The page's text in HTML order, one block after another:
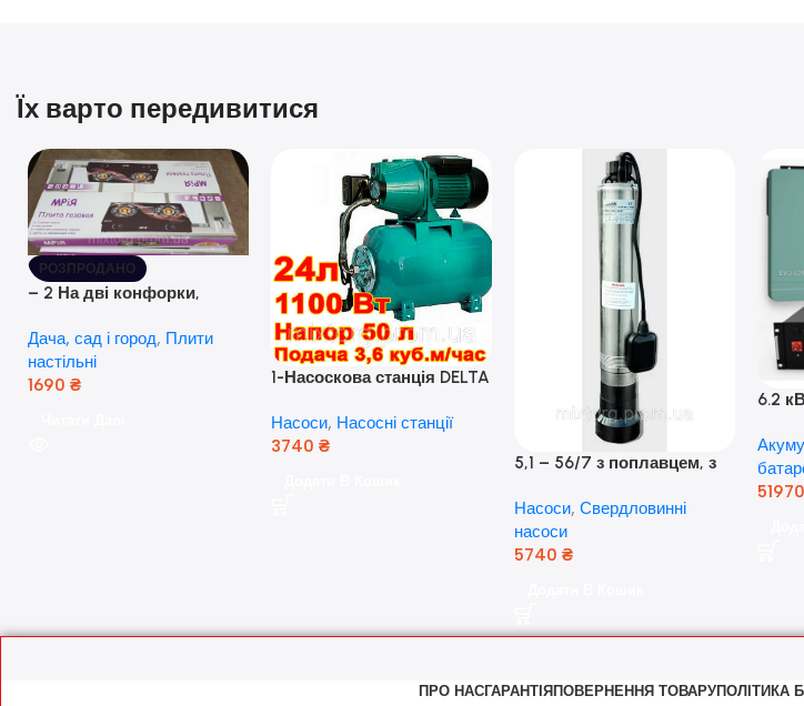
Їх варто передивитися
РОЗПРОДАНО
– 2 На дві конфорки,
розпалюванням.
Дача, сад і город, Плити
настільні
1690 ₴
1-Насоскова станція DELTA
кВт) ( Польща)
Насоси, Насосні станції
3740 ₴
5,1 – 56/7 з поплавцем, з
(оригінал Польща)
Насоси, Свердловинні
насоси
5740 ₴
6.2
та
51970
ПРО НАСГАРАНТІЯ ПОВЕРНЕННЯ ТОВАРУПОЛІТИКА